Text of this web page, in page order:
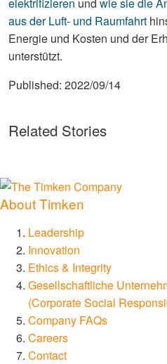
elektrifizieren und wie sie die
aus der Luft- und Raumfahrt
Energie und Kosten und der
unterstützt.
Published: 2022/09/14
Related Stories
About Timken
Leadership
Innovation
Ethics & Integrity
Gesellschaftliche
(Corporate Social
Company FAQs
Careers
Contact